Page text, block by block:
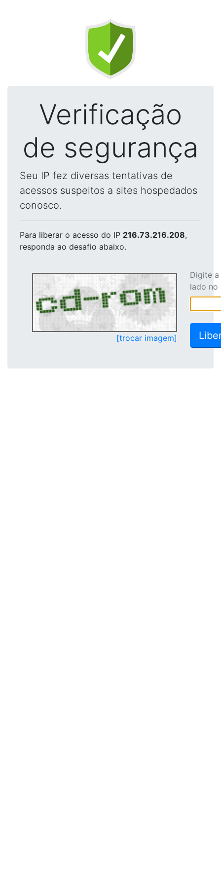
Verificação
de segurança
Seu IP fez diversas tentativas de
acessos suspeitos a sites hospedados
conosco.
Para liberar o acesso do IP 216.73.216.208,
responda ao desafio abaixo.
[trocar imagem]
Digite
lado no